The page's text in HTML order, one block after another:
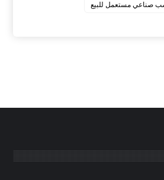
صناعي مستعمل للبيع